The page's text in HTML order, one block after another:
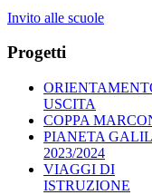
Invito alle scuole
Progetti
USCITA
COPPA
PIANETA
2023/2024
VIAGGI DI
ISTRUZIONE